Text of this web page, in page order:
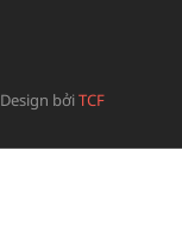
Design bởiTCF